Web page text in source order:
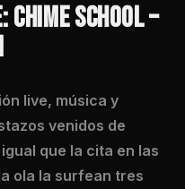
CHIME SCHOOL –
live, música y
venidos de
que la cita en las
ola la surfean tres